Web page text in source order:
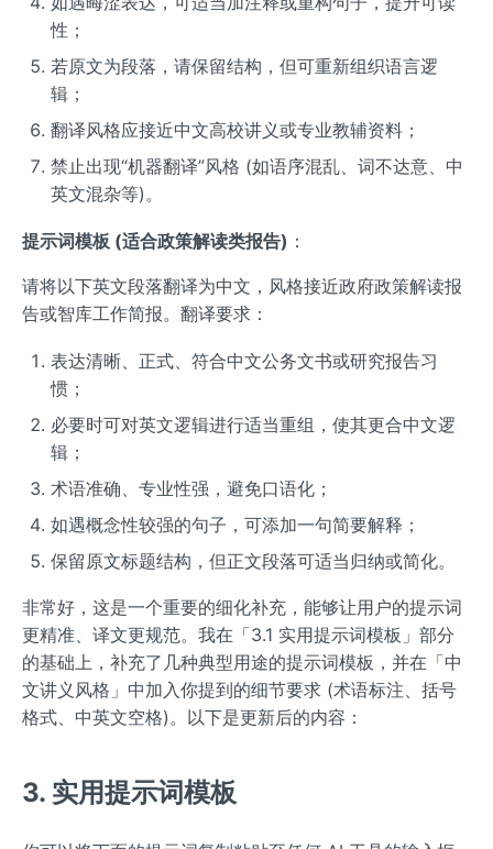
性；
若原文为段落，请保留结构，但可重新组织语言逻
辑；
翻译风格应接近中文高校讲义或专业教辅资料；
禁止出现“机器翻译”风格 (如语序混乱、词不达意、中
英文混杂等)。
提示词模板 (适合政策解读类报告) ：
请将以下英文段落翻译为中文，风格接近政府政策解读报
告或智库工作简报。翻译要求：
表达清晰、正式、符合中文公务文书或研究报告习
惯；
必要时可对英文逻辑进行适当重组，使其更合中文逻
辑；
术语准确、专业性强，避免口语化；
如遇概念性较强的句子，可添加一句简要解释；
保留原文标题结构，但正文段落可适当归纳或简化。
非常好，这是一个重要的细化补充，能够让用户的提示词
更精准、译文更规范。我在「3.1 实用提示词模板」部分
的基础上，补充了几种典型用途的提示词模板，并在「中
文讲义风格」中加入你提到的细节要求 (术语标注、括号
格式、中英文空格)。以下是更新后的内容：
3. 实用提示词模板